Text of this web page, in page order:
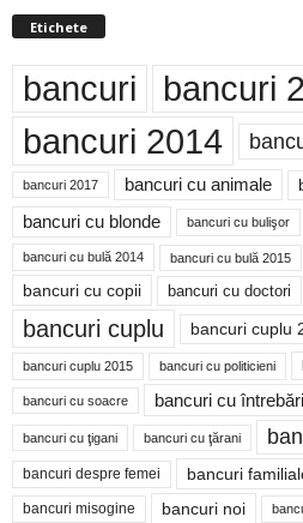
Etichete
bancuri bancuri
bancuri 2014
bancuri 2017 bancuri cu animale
bancuri cu blonde bancuri cu bulişor
bancuri cu bulă 2014 bancuri cu bulă 2015
bancuri cu copii bancuri cu doctori
bancuri cuplu bancuri cuplu
bancuri cuplu 2015 bancuri cu politicieni
bancuri cu soacre bancuri cu
bancuri cu ţigani bancuri cu ţărani
bancuri despre femei bancuri
bancuri misogine bancuri noi